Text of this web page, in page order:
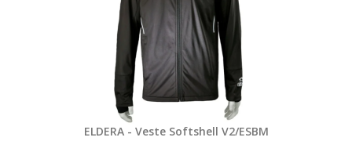
ELDERA - Veste Softshell V2/ESBM